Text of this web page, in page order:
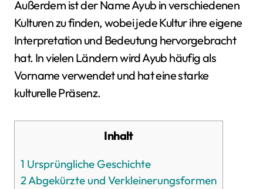
Außerdem ist der Name Ayub in verschiedenen
Kulturen zu finden, wobei jede Kultur ihre eigene
Interpretation und Bedeutung hervorgebracht
hat. In vielen Ländern wird Ayub häufig als
Vorname verwendet und hat eine starke
kulturelle Präsenz.
Inhalt
1 Ursprüngliche Geschichte
2Abgekürzte und Verkleinerungsformen